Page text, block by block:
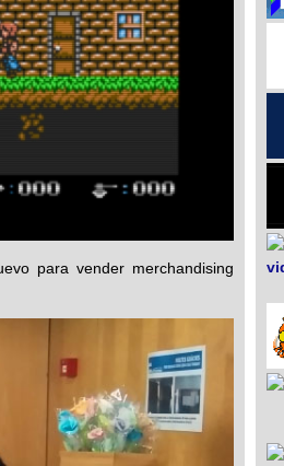
para vender merchandising